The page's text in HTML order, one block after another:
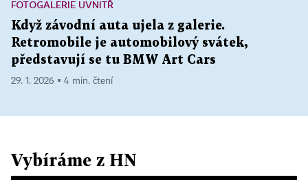
FOTOGALERIE UVNITŘ
Když závodní auta ujela z galerie.
Retromobile je automobilový svátek,
představují se tu BMW Art Cars
29. 1. 2026 ▪ 4 min. čtení
Vybíráme z HN